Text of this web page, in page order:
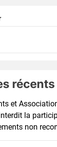
récents
et
la
non